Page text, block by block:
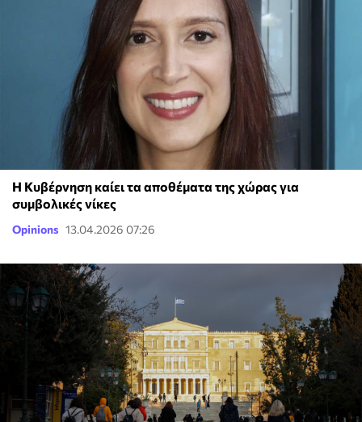
Η Κυβέρνηση καίει τα αποθέματα της χώρας για
συμβολικές νίκες
Opinions 13.04.2026 07:26